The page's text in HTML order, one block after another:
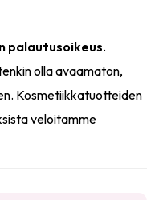
palautusoikeus.
olla avaamaton,
Kosmetiikkatuotteiden
veloitamme